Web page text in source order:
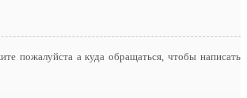
пожалуйста а куда обращаться, чтобы написать